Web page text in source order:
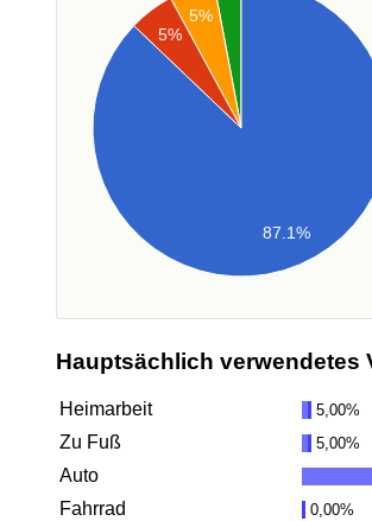
5%
5%
87.1%
Hauptsächlich verwendetes
Heimarbeit 5,00%
Zu Fuß 5,00%
Auto
Fahrrad 0,00%